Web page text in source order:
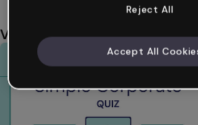
Vous aimerez aussi
Reject All
Accept All